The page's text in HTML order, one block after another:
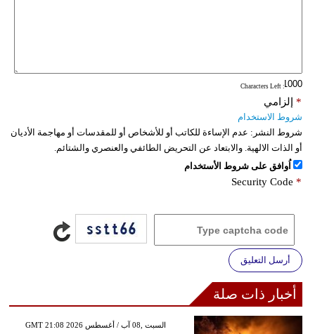
: Characters Left
إلزامي *
شروط الاستخدام
شروط النشر: عدم الإساءة للكاتب أو للأشخاص أو للمقدسات أو مهاجمة الأديان
أو الذات الالهية. والابتعاد عن التحريض الطائفي والعنصري والشتائم.
اُوافق على شروط الأستخدام
Security Code *
أرسل التعليق
أخبار ذات صلة
GMT 21:08 2026 السبت ,08 آب / أغسطس